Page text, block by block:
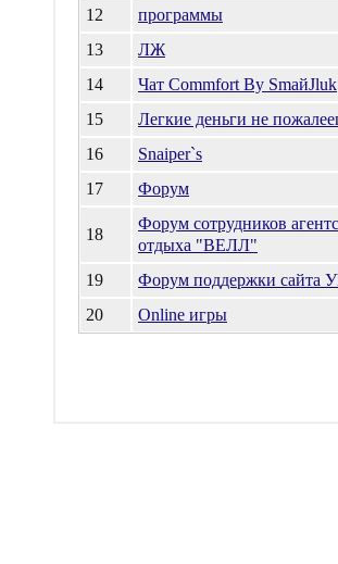
12
программы
13
ЛЖ
14
Чат Commfort By SmaйJluk
15
Легкие деньги не
16
Snaiper`s
17
Форум
18
Форум сотрудников
отдыха "ВЕЛЛ"
19
Форум поддержки сайта
20
Online игры